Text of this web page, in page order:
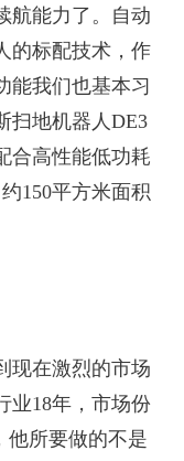
航能力了。自动
的标配技术，作
能我们也基本习
扫地机器人DE3
合高性能低功耗
150平方米面积
现在激烈的市场
业18年，市场份
他所要做的不是